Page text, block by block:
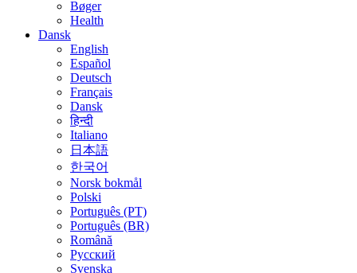
Bøger
Health
Dansk
English
Español
Deutsch
Français
Dansk
हिन्दी
Italiano
日本語
한국어
Norsk bokmål
Polski
Português (PT)
Português (BR)
Română
Русский
Svenska